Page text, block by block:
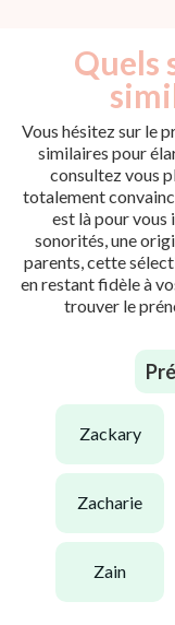
Quels
Vous hésitez sur le
similaires pour
consultez vous
totalement
est là pour vous
sonorités, une
parents, cette
en restant fidèle à
trouver le
zackary
zacharie
zain